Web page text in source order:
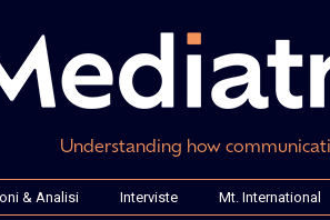
Understanding how
& Analisi Interviste Mt. International